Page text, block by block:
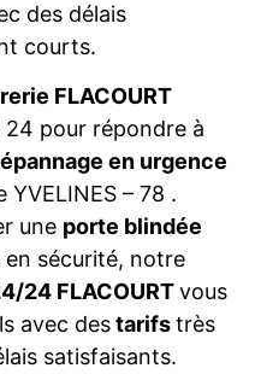
des délais
courts.
FLACOURT
pour répondre à
en urgence
– 78 .
une porte blindée
sécurité, notre
24 FLACOURTvous
avec destarifstrès
satisfaisants.